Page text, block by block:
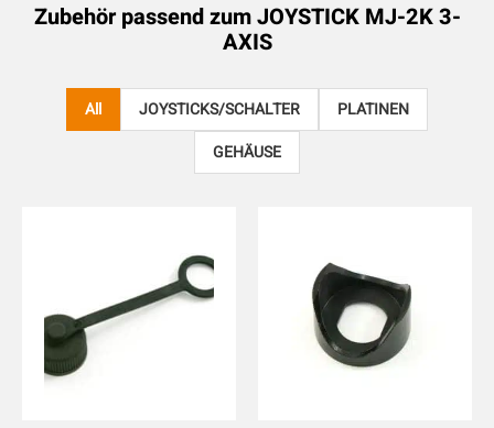
Zubehör passend zumJOYSTICK MJ-2K 3-
AXIS
All JOYSTICKS/SCHALTER
PLATINEN
GEHÄUSE